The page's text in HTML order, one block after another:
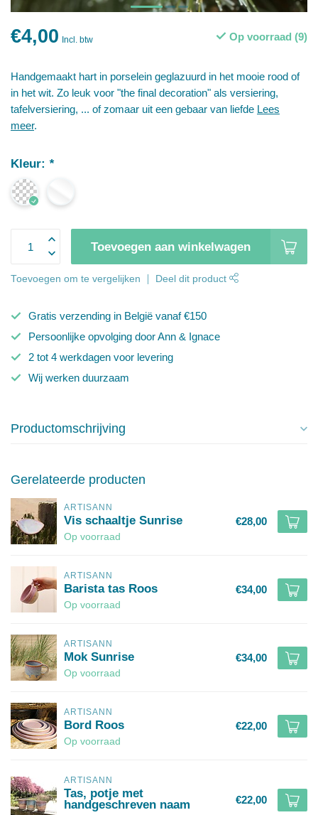
€4,00 Incl. btw Op voorraad (9)
Handgemaakt hart in porselein geglazuurd in het mooie rood of
in het wit. Zo leuk voor "the final decoration" als versiering,
tafelversiering, ... of zomaar uit een gebaar van liefde Lees
meer.
Kleur: *
Toevoegen aan winkelwagen
Toevoegen om te vergelijken Deel dit product
Gratis verzending in België vanaf €150
Persoonlijke opvolging door Ann & Ignace
2 tot 4 werkdagen voor levering
Wij werken duurzaam
Productomschrijving
Gerelateerde producten
ARTISANN
Vis schaaltje Sunrise
Op voorraad
€28,00
ARTISANN
Barista tas Roos
Op voorraad
€34,00
ARTISANN
Mok Sunrise
Op voorraad
€34,00
ARTISANN
Bord Roos
Op voorraad
€22,00
ARTISANN
Tas, potje met
handgeschreven naam
€22,00